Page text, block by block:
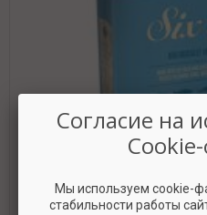
Согласие на
Мы используем cookie-
стабильности работы